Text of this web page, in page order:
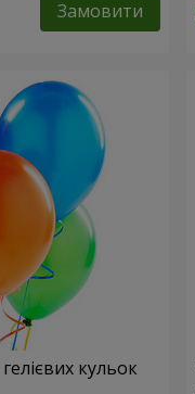
Замовити
кульок